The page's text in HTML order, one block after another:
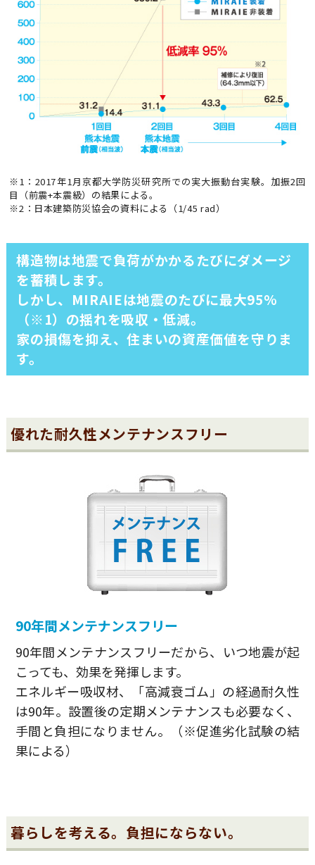
※1：2017年1月京都大学防災研究所での実大振動台実験。加振2回
目（前震+本震級）の結果による。
※2：日本建築防災協会の資料による（1/45 rad）
構造物は地震で負荷がかかるたびにダメージ
を蓄積します。
しかし、MIRAIEは地震のたびに最大95%
（※1）の揺れを吸収・低減。
家の損傷を抑え、住まいの資産価値を守りま
す。
優れた耐久性メンテナンスフリー
90年間メンテナンスフリー
90年間メンテナンスフリーだから、いつ地震が起
こっても、効果を発揮します。
エネルギー吸収材、「高減衰ゴム」の経過耐久性
は90年。設置後の定期メンテナンスも必要なく、
手間と負担になりません。（※促進劣化試験の結
果による）
暮らしを考える。負担にならない。